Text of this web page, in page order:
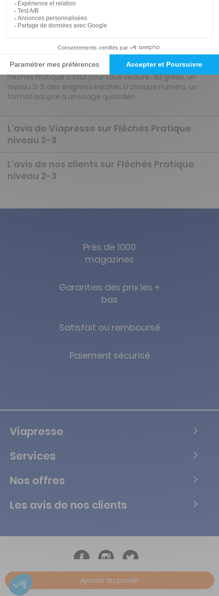
Ajouter au panier
Fléchés Pratique a tout pour vous séduire : 82 grilles, un
niveau 2-3, des énigmes inédites à chaque numéro, un
format adapté à un usage quotidien…
L'avis de Viapresse sur Fléchés Pratique
niveau 2-3
L'avis de nos clients sur Fléchés Pratique
niveau 2-3
Près de 1000
magazines
Garanties des prix les +
bas
Satisfait ou remboursé
Paiement sécurisé
Viapresse
Services
Nos offres
Les avis de nos clients
Copyright © Tous droits réservés Vialife - 2026.